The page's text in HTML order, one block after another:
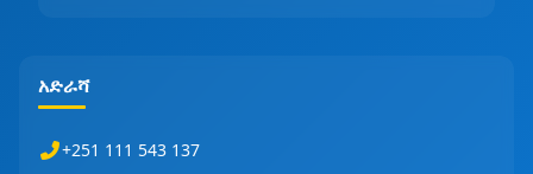
አድራሻ
+251 111 543 137